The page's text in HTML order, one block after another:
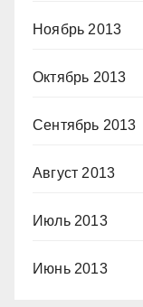
Ноябрь 2013
Октябрь 2013
Сентябрь 2013
Август 2013
Июль 2013
Июнь 2013